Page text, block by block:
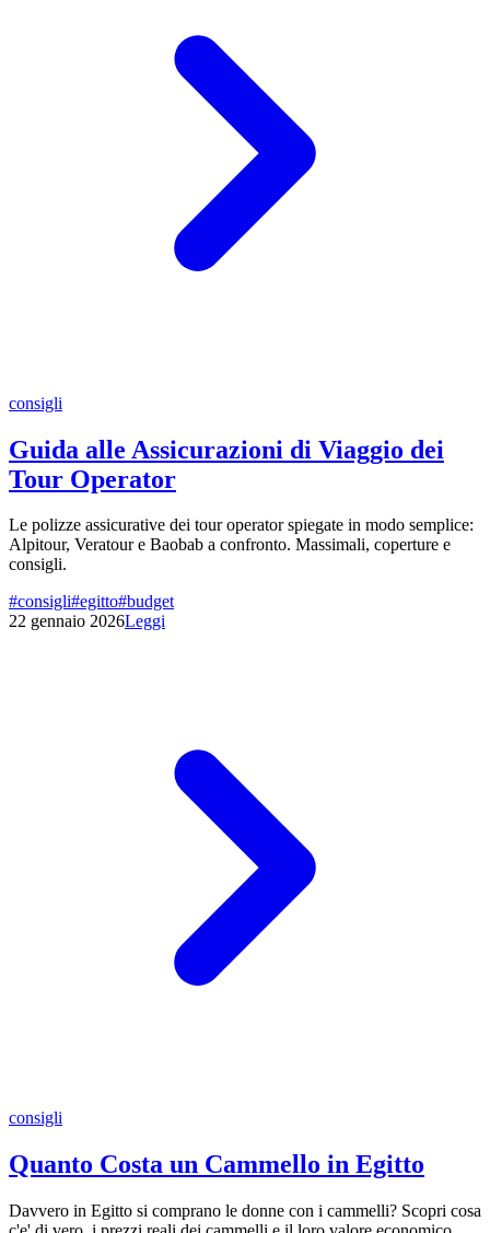
consigli
Guida alle Assicurazioni di Viaggio dei
Tour Operator
Le polizze assicurative dei tour operator spiegate in modo semplice:
Alpitour, Veratour e Baobab a confronto. Massimali, coperture e
consigli.
#consigli#egitto#budget
22 gennaio 2026Leggi
consigli
Quanto Costa un Cammello in Egitto
Davvero in Egitto si comprano le donne con i cammelli? Scopri cosa